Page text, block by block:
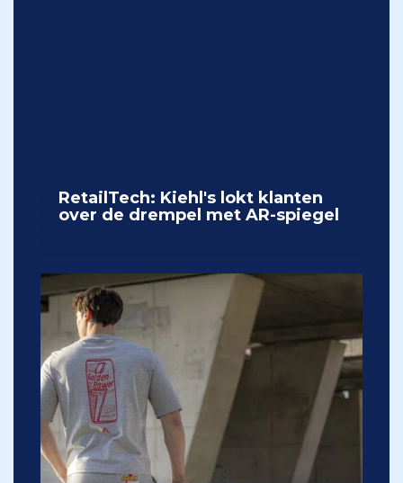
RetailTech: Kiehl's lokt klanten
over de drempel met AR-spiegel